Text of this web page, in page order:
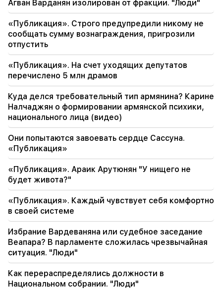
19:06
Разыскивается в рамках возбужденного
уголовного дела
18:44
Рубио: США выделили 201 миллион долларов
на развитие ТРИПП и Среднего коридора
18:34
Я готов работать над развитием
двусторонних отношений. Министр
18:00
Я должен доказать, что я достоин на поле.
Мхитарян о своем будущем в «Интере».
17:42
Пашинян: ТРИПП изменит положение
Армении на глобальной инвестиционной
карте
17:34
Великобритания готовится к новой волне
тепла. температура достигнет 36°C
17:00 Важный
Агван Варданян изолирован от фракции. "Люди"
«Публикация». Строго предупредили никому не
сообщать сумму вознаграждения, пригрозили
отпустить
«Публикация». На счет уходящих депутатов
перечислено 5 млн драмов
Куда делся требовательный тип армянина? Карине
Налчаджян о формировании армянской психики,
национального лица (видео)
Они попытаются завоевать сердце Сассуна.
«Публикация»
«Публикация». Араик Арутюнян "У нищего не
будет живота?"
«Публикация». Каждый чувствует себя комфортно
в своей системе
Избрание Вардеваняна или судебное заседание
Веапара? В парламенте сложилась чрезвычайная
ситуация. "Люди"
Как перераспределялись должности в
Национальном собрании. "Люди"